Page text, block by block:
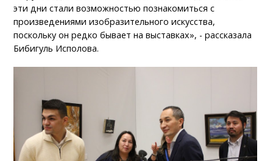
эти дни стали возможностью познакомиться с
произведениями изобразительного искусства,
поскольку он редко бывает на выставках», - рассказала
Бибигуль Исполова.